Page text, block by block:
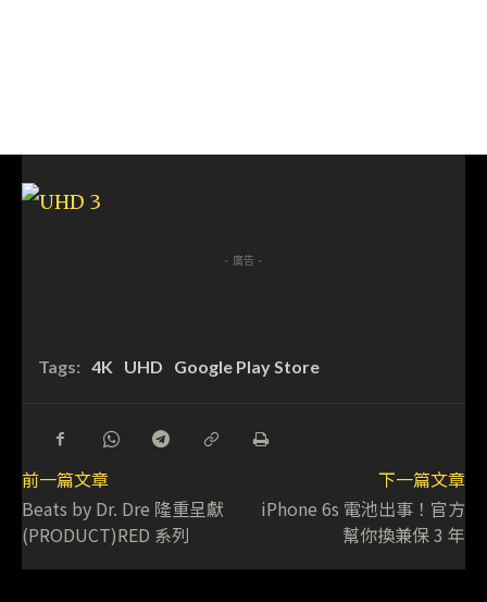
- 廣告 -
Tags: 4K UHD Google Play Store
前一篇文章
Beats by Dr. Dre 隆重呈獻
(PRODUCT)RED 系列
下一篇文章
iPhone 6s 電池出事！官方
幫你換兼保 3 年